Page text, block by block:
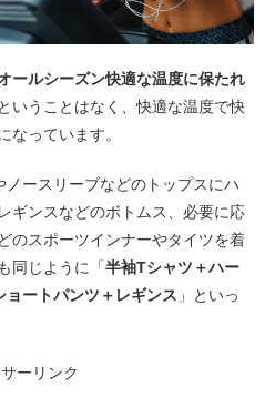
ールシーズン快適な温度に保たれ
いうことはなく、快適な温度で快
なっています。
ースリーブなどのトップスにハ
ギンスなどのボトムス、必要に応
のスポーツインナーやタイツを着
同じように「半袖Tシャツ＋ハー
ョートパンツ＋レギンス 」といっ
ーリンク